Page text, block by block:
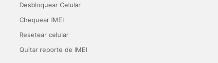
Desbloquear Celular
Chequear IMEI
Resetear celular
Quitar reporte de IMEI